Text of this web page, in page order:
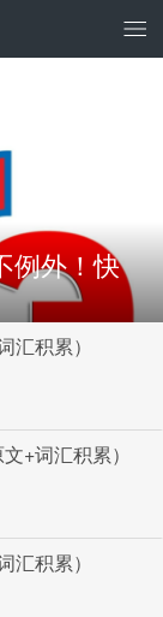
例外！快
汇积累）
+词汇积累）
汇积累）